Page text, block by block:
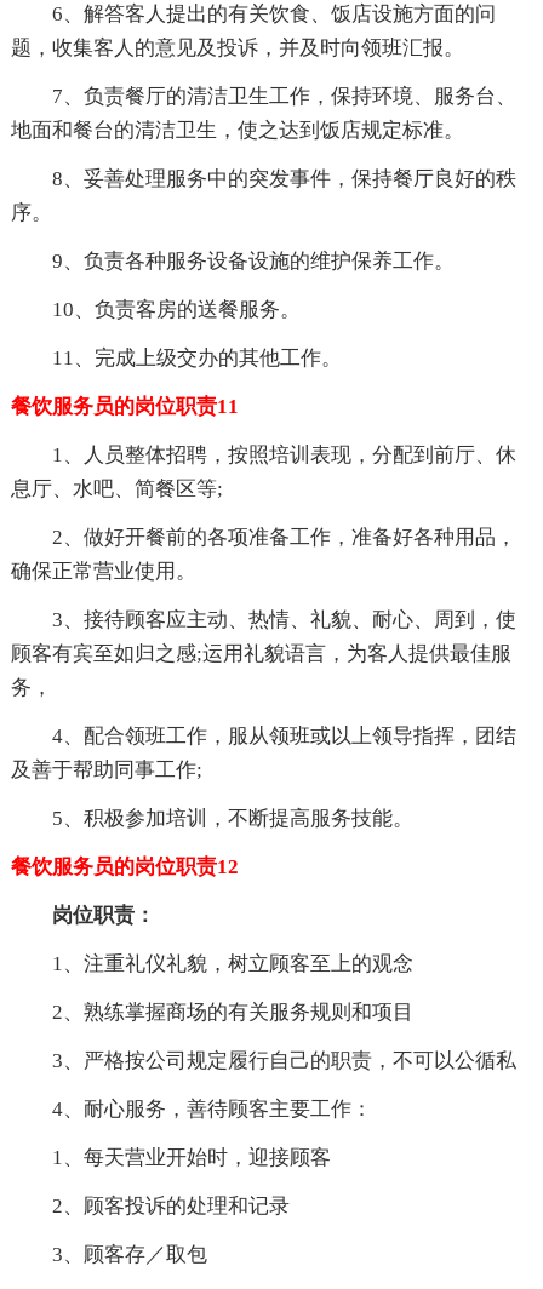
6、解答客人提出的有关饮食、饭店设施方面的问
题，收集客人的意见及投诉，并及时向领班汇报。
7、负责餐厅的清洁卫生工作，保持环境、服务台、
地面和餐台的清洁卫生，使之达到饭店规定标准。
8、妥善处理服务中的突发事件，保持餐厅良好的秩
序。
9、负责各种服务设备设施的维护保养工作。
10、负责客房的送餐服务。
11、完成上级交办的其他工作。
餐饮服务员的岗位职责11
1、人员整体招聘，按照培训表现，分配到前厅、休
息厅、水吧、简餐区等;
2、做好开餐前的各项准备工作，准备好各种用品，
确保正常营业使用。
3、接待顾客应主动、热情、礼貌、耐心、周到，使
顾客有宾至如归之感;运用礼貌语言，为客人提供最佳服
务，
4、配合领班工作，服从领班或以上领导指挥，团结
及善于帮助同事工作;
5、积极参加培训，不断提高服务技能。
餐饮服务员的岗位职责12
岗位职责：
1、注重礼仪礼貌，树立顾客至上的观念
2、熟练掌握商场的有关服务规则和项目
3、严格按公司规定履行自己的职责，不可以公循私
4、耐心服务，善待顾客主要工作：
1、每天营业开始时，迎接顾客
2、顾客投诉的处理和记录
3、顾客存／取包